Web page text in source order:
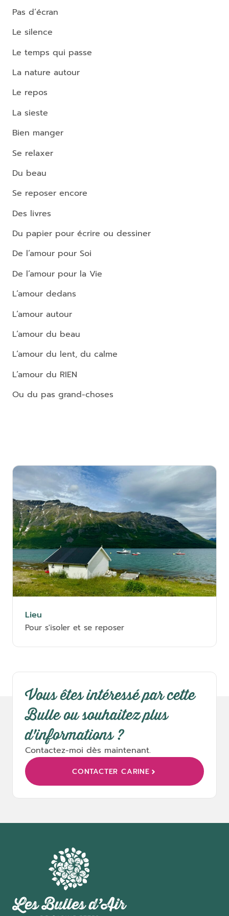
Pas d’écran
Le silence
Le temps qui passe
La nature autour
Le repos
La sieste
Bien manger
Se relaxer
Du beau
Se reposer encore
Des livres
Du papier pour écrire ou dessiner
De l’amour pour Soi
De l’amour pour la Vie
L’amour dedans
L’amour autour
L’amour du beau
L’amour du lent, du calme
L’amour du RIEN
Ou du pas grand-choses
Lieu
Pour s'isoler et se reposer
Vous êtes intéressé par cette
Bulle ou souhaitez plus
d'informations ?
Contactez-moi dès maintenant.
CONTACTER CARINE